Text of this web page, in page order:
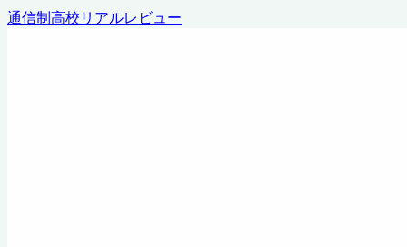
通信制高校リアルレビュー